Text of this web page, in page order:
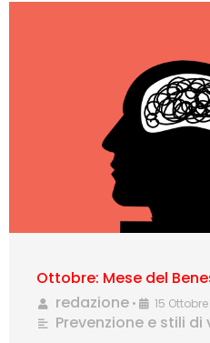
Ottobre: Mese del
redazione • 15
Prevenzione e stili di